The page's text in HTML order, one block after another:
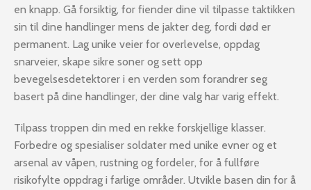
en knapp. Gå forsiktig, for fiender dine vil tilpasse taktikken
sin til dine handlinger mens de jakter deg, fordi død er
permanent. Lag unike veier for overlevelse, oppdag
snarveier, skape sikre soner og sett opp
bevegelsesdetektorer i en verden som forandrer seg
basert på dine handlinger, der dine valg har varig effekt.
Tilpass troppen din med en rekke forskjellige klasser.
Forbedre og spesialiser soldater med unike evner og et
arsenal av våpen, rustning og fordeler, for å fullføre
risikofylte oppdrag i farlige områder. Utvikle basen din for å